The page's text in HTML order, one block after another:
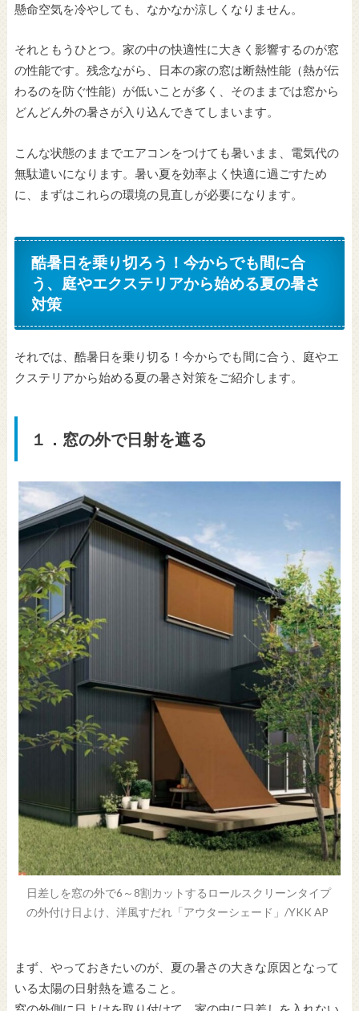
懸命空気を冷やしても、なかなか涼しくなりません。
それともうひとつ。家の中の快適性に大きく影響するのが窓
の性能です。残念ながら、日本の家の窓は断熱性能（熱が伝
わるのを防ぐ性能）が低いことが多く、そのままでは窓から
どんどん外の暑さが入り込んできてしまいます。
こんな状態のままでエアコンをつけても暑いまま、電気代の
無駄遣いになります。暑い夏を効率よく快適に過ごすため
に、まずはこれらの環境の見直しが必要になります。
酷暑日を乗り切ろう！今からでも間に合
う、庭やエクステリアから始める夏の暑さ
対策
それでは、酷暑日を乗り切る！今からでも間に合う、庭やエ
クステリアから始める夏の暑さ対策をご紹介します。
１．窓の外で日射を遮る
日差しを窓の外で6～8割カットするロールスクリーンタイプ
の外付け日よけ、洋風すだれ「アウターシェード」/YKK AP
まず、やっておきたいのが、夏の暑さの大きな原因となって
いる太陽の日射熱を遮ること。